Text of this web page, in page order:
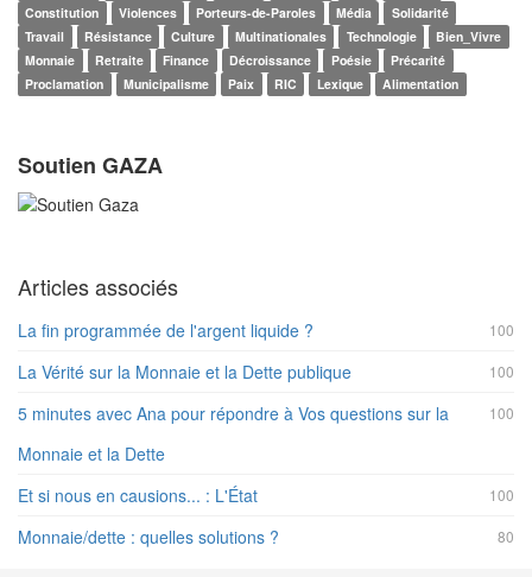
Constitution
Violences Porteurs-de-Paroles Média
Solidarité
Travail
Résistance Culture Multinationales Technologie
Bien_Vivre
Monnaie
Retraite Finance Décroissance Poésie
Précarité
Proclamation
Municipalisme Paix RIC Lexique Alimentation
Soutien GAZA
Articles associés
100
La fin programmée de l'argent liquide ?
100
La Vérité sur la Monnaie et la Dette publique
100
5 minutes avec Ana pour répondre à Vos questions sur la
Monnaie et la Dette
100
Et si nous en causions... : L'État
80
Monnaie/dette : quelles solutions ?